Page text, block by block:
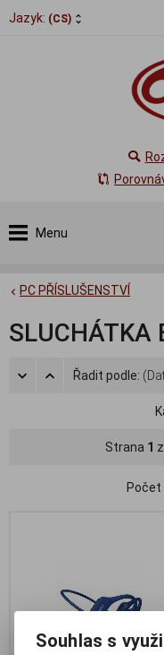
Jazyk: (CS)
Menu
PC PŘÍSLUŠENSTVÍ
SLUCHÁTKA
Řadit podle:
Strana 1 z
Počet
Souhlas s